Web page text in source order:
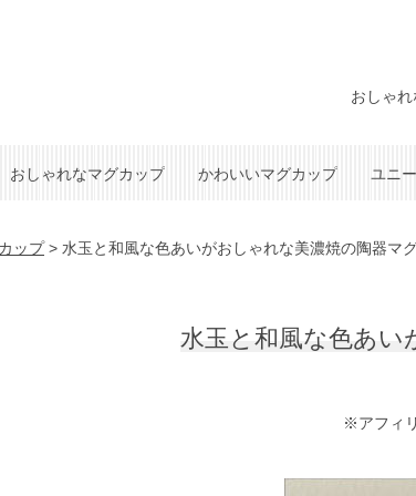
おしゃ
おしゃれなマグカップ かわいいマグカップ ユニ
ップ> 水玉と和風な色あいがおしゃれな美濃焼の陶器マ
水玉と和風な色あい
※アフィ